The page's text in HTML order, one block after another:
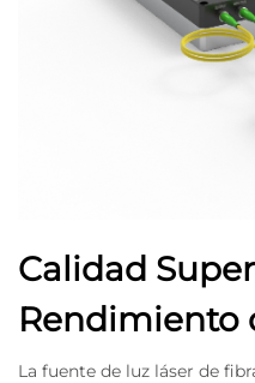
Calidad
Rendimiento
La fuente de luz láser de